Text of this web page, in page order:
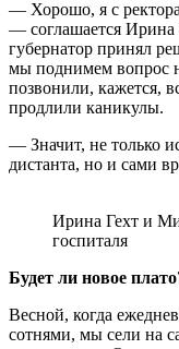
— Хорошо, я с
— соглашается
губернатор принял
мы поднимем вопрос
позвонили, кажется,
продлили каникулы.
— Значит, не только
дистанта, но и сами
Ирина Гехт и
госпиталя
Будет ли новое
Весной, когда
сотнями, мы сели на